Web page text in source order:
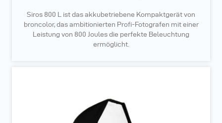
Siros 800 L ist das akkubetriebene Kompaktgerät von
broncolor, das ambitionierten Profi-Fotografen mit einer
Leistung von 800 Joules die perfekte Beleuchtung
ermöglicht.